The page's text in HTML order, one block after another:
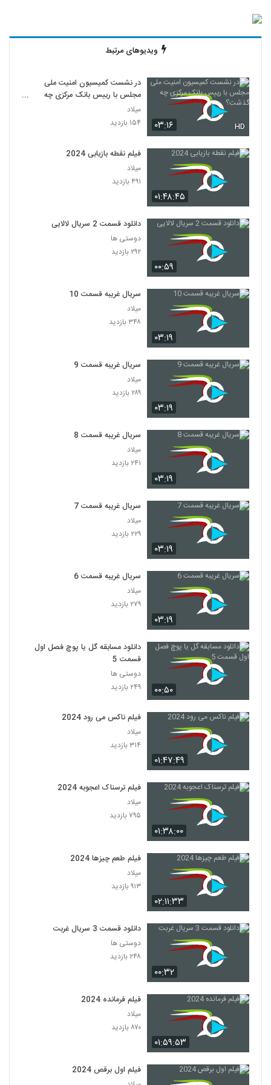
ویدیوهای مرتبط
۰۳:۱۶ HD
در نشست کمیسیون امنیت ملی
مجلس با رییس بانک مرکزی چه
گذشت؟
میلاد
۱۵۴ بازدید
۰۱:۴۸:۴۵
فیلم نقطه بازیابی 2024
میلاد
۴۹۱ بازدید
۰۰:۵۹
دانلود قسمت 2 سریال لالایی
دوستی ها
۲۹۲ بازدید
۰۳:۱۹
سریال غریبه قسمت 10
میلاد
۳۴۸ بازدید
۰۳:۱۹
سریال غریبه قسمت 9
میلاد
۲۸۹ بازدید
۰۳:۱۹
سریال غریبه قسمت 8
میلاد
۲۴۱ بازدید
۰۳:۱۹
سریال غریبه قسمت 7
میلاد
۲۲۹ بازدید
۰۳:۱۹
سریال غریبه قسمت 6
میلاد
۲۷۹ بازدید
۰۰:۵۰
دانلود مسابقه گل یا پوچ فصل اول
قسمت 5
دوستی ها
۲۴۹ بازدید
۰۱:۴۷:۴۹
فیلم ناکس می رود 2024
میلاد
۳۱۴ بازدید
۰۱:۳۸:۰۰
فیلم ترسناک اعجوبه 2024
میلاد
۷۹۵ بازدید
۰۲:۱۱:۳۳
فیلم طعم چیزها 2024
میلاد
۹۱۳ بازدید
۰۰:۳۲
دانلود قسمت 3 سریال غربت
دوستی ها
۲۴۸ بازدید
۰۱:۵۹:۵۳
فیلم فرمانده 2024
میلاد
۸۷۰ بازدید
فیلم اول برقص 2024